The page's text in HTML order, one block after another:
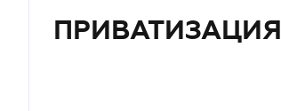
ПРИВАТИЗАЦИЯ